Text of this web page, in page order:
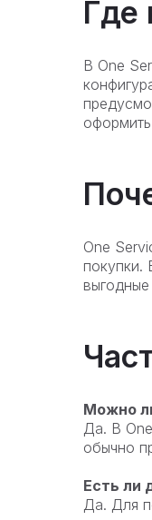
Где
В One
One
покупки.
Можно
Да. В
обычно
Есть ли
Да. Для